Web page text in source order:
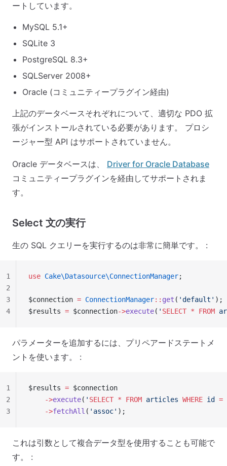
ートしています。
MySQL 5.1+
SQLite 3
PostgreSQL 8.3+
SQLServer 2008+
Oracle (コミュニティープラグイン経由)
上記のデータベースそれぞれについて、適切な PDO 拡
張がインストールされている必要があります。 プロシ
ージャー型 API はサポートされていません。
Oracle データベースは、 Driver for Oracle Database
コミュニティープラグインを経由してサポートされま
す。
Select 文の実行
生の SQL クエリーを実行するのは非常に簡単です。 :
use Cake\Datasource\ConnectionManager;
$connection = ConnectionManager:: get ( 'default' );
$results = $connection->execute( ' SELECT * FROM
1
2
3
4
パラメーターを追加するには、プリペアードステートメ
ントを使います。 :
$results = $connection
    ->
execute( ' SELECT * FROM articles WHERE id =
    ->
fetchAll ( 'assoc' );
1
2
3
これは引数として複合データ型を使用することも可能で
す。 :